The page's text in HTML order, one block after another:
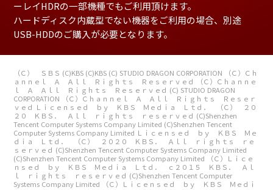
ーレイHDRの一部機種でもご利用頂けます。
ハードディスク内蔵型でない機器をご利用の場合、別途
USB-HDDのご購入が必要となります。
（Ｃ） ＳＢＳ (C)KBS (C)KBS (C) STUDIO DRAGON CORPORATION
（Ｃ）Ｃｈ
ａｎｎｅｌ Ａ Ａｌｌ Ｒｉｇｈｔｓ Ｒｅｓｅｒｖｅｄ
（Ｃ）Ｃｈａｎｎｅ
ｌ Ａ Ａｌｌ Ｒｉｇｈｔｓ Ｒｅｓｅｒｖｅｄ (C) STUDIO DRAGON
CORPORATION
（Ｃ）Ｃｈａｎｎｅｌ Ａ Ａｌｌ Ｒｉｇｈｔｓ Ｒｅｓｅｒ
ｖｅｄ Ｌｉｃｅｎｓｅｄ ｂｙ ＫＢＳ Ｍｅｄｉａ Ｌｔｄ． （Ｃ） ２０
２０ ＫＢＳ． Ａｌｌ ｒｉｇｈｔｓ ｒｅｓｅｒｖｅｄ (C)Shenzhen
Tencent Computer Systems Company Limited (C)Shenzhen Tencent
Computer Systems Company Limited Ｌｉｃｅｎｓｅｄ ｂｙ ＫＢＳ Ｍｅ
ｄｉａ Ｌｔｄ． （Ｃ） ２０２０ ＫＢＳ． Ａｌｌ ｒｉｇｈｔｓ ｒｅ
ｓｅｒｖｅｄ (C)Shenzhen Tencent Computer Systems Company Limited
(C)Shenzhen Tencent Computer Systems Company Limited
（Ｃ）Ｌｉｃｅ
ｎｓｅｄ ｂｙ ＫＢＳ Ｍｅｄｉａ Ｌｔｄ． ｃ２０１５ ＫＢＳ． Ａｌ
ｌ ｒｉｇｈｔｓ ｒｅｓｅｒｖｅｄ (C)Shenzhen Tencent Computer
Systems Company Limited
（Ｃ）Ｌｉｃｅｎｓｅｄ ｂｙ ＫＢＳ Ｍｅｄｉ